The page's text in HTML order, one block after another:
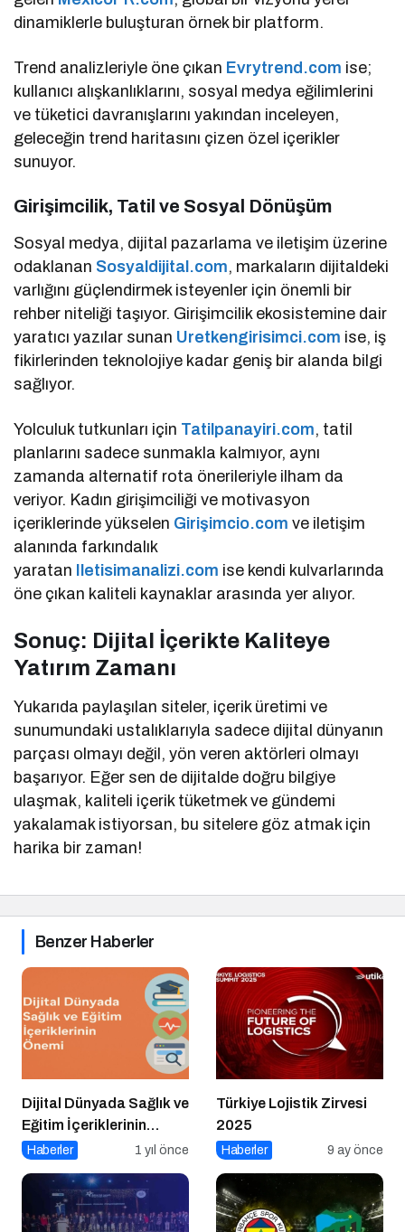
dinamiklerle buluşturan örnek bir platform.
Trend analizleriyle öne çıkan Evrytrend.com ise;
kullanıcı alışkanlıklarını, sosyal medya eğilimlerini
ve tüketici davranışlarını yakından inceleyen,
geleceğin trend haritasını çizen özel içerikler
sunuyor.
Girişimcilik, Tatil ve Sosyal Dönüşüm
Sosyal medya, dijital pazarlama ve iletişim üzerine
odaklanan Sosyaldijital.com, markaların dijitaldeki
varlığını güçlendirmek isteyenler için önemli bir
rehber niteliği taşıyor. Girişimcilik ekosistemine dair
yaratıcı yazılar sunan Uretkengirisimci.com ise, iş
fikirlerinden teknolojiye kadar geniş bir alanda bilgi
sağlıyor.
Yolculuk tutkunları için Tatilpanayiri.com, tatil
planlarını sadece sunmakla kalmıyor, aynı
zamanda alternatif rota önerileriyle ilham da
veriyor. Kadın girişimciliği ve motivasyon
içeriklerinde yükselen Girişimcio.com ve iletişim
alanında farkındalık
yaratan
Iletisimanalizi.com ise kendi kulvarlarında
öne çıkan kaliteli kaynaklar arasında yer alıyor.
Sonuç: Dijital İçerikte Kaliteye
Yatırım Zamanı
Yukarıda paylaşılan siteler, içerik üretimi ve
sunumundaki ustalıklarıyla sadece dijital dünyanın
parçası olmayı değil, yön veren aktörleri olmayı
başarıyor. Eğer sen de dijitalde doğru bilgiye
ulaşmak, kaliteli içerik tüketmek ve gündemi
yakalamak istiyorsan, bu sitelere göz atmak için
harika bir zaman!
Benzer Haberler
Dijital Dünyada Sağlık ve
Eğitim İçeriklerinin
Önemi
Haberler 1 yıl önce
Türkiye Lojistik Zirvesi
2025
Haberler 9 ay önce